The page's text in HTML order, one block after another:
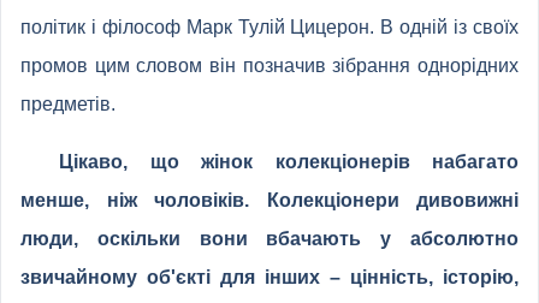
політик і філософ Марк Тулій Цицерон. В одній із своїх
промов цим словом він позначив зібрання однорідних
предметів.
Цікаво, що жінок колекціонерів набагато
менше, ніж чоловіків. Колекціонери дивовижні
люди, оскільки вони вбачають у абсолютно
звичайному об'єкті для інших – цінність, історію,